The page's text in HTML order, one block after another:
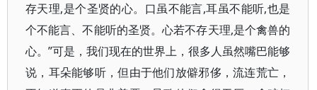
存天理,是个圣贤的心。口虽不能言,耳虽不能听,也是
个不能言、不能听的圣贤。心若不存天理,是个禽兽的
心。”可是，我们现在的世界上，很多人虽然嘴巴能够
说，耳朵能够听，但由于他们放僻邪侈，流连荒亡，